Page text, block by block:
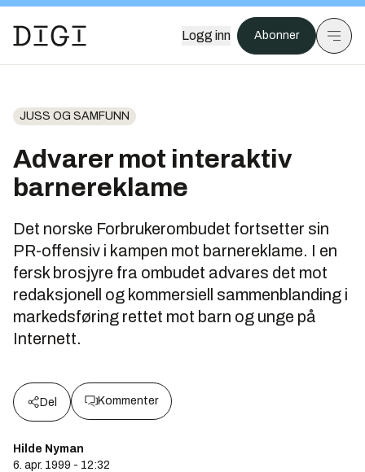
Logg inn Abonner
JUSS OG SAMFUNN
Advarer mot interaktiv
barnereklame
Det norske Forbrukerombudet fortsetter sin
PR-offensiv i kampen mot barnereklame. I en
fersk brosjyre fra ombudet advares det mot
redaksjonell og kommersiell sammenblanding i
markedsføring rettet mot barn og unge på
Internett.
Del Kommenter
Hilde Nyman
6. apr. 1999 - 12:32